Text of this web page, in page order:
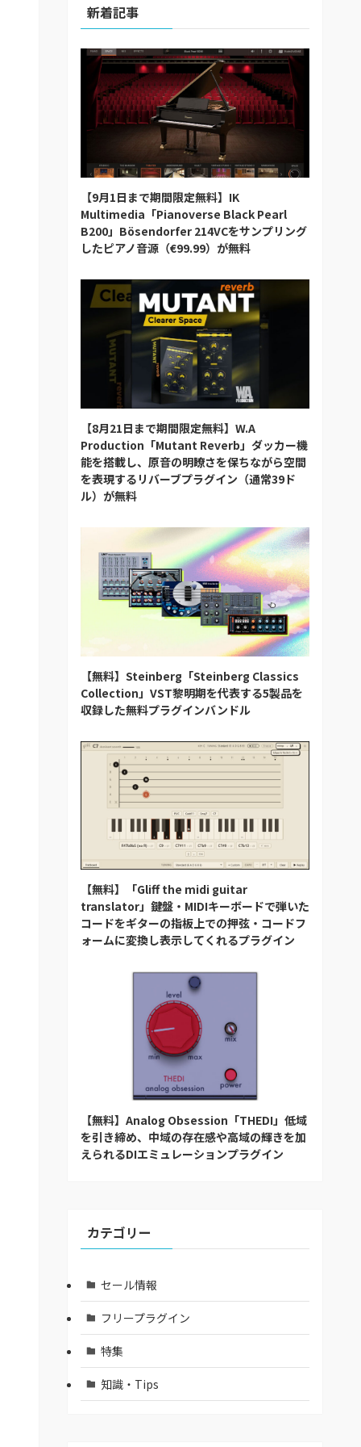
新着記事
【9月1日まで期間限定無料】IK
Multimedia「Pianoverse Black Pearl
B200」Bösendorfer 214VCをサンプリング
したピアノ音源（€99.99）が無料
【8月21日まで期間限定無料】W.A
Production「Mutant Reverb」ダッカー機
能を搭載し、原音の明瞭さを保ちながら空間
を表現するリバーブプラグイン（通常39ド
ル）が無料
【無料】Steinberg「Steinberg Classics
Collection」VST黎明期を代表する5製品を
収録した無料プラグインバンドル
【無料】「Gliff the midi guitar
translator」鍵盤・MIDIキーボードで弾いた
コードをギターの指板上での押弦・コードフ
ォームに変換し表示してくれるプラグイン
【無料】Analog Obsession「THEDI」低域
を引き締め、中域の存在感や高域の輝きを加
えられるDIエミュレーションプラグイン
カテゴリー
セール情報
フリープラグイン
特集
知識・Tips